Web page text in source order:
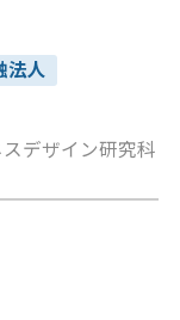
法人
デザイン研究科